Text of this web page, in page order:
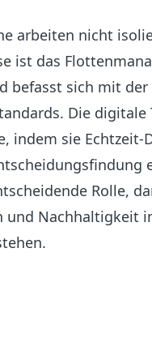
arbeiten nicht
ist das
befasst sich mit
Die
indem sie
Rolle,
und Nachhaltigkeit